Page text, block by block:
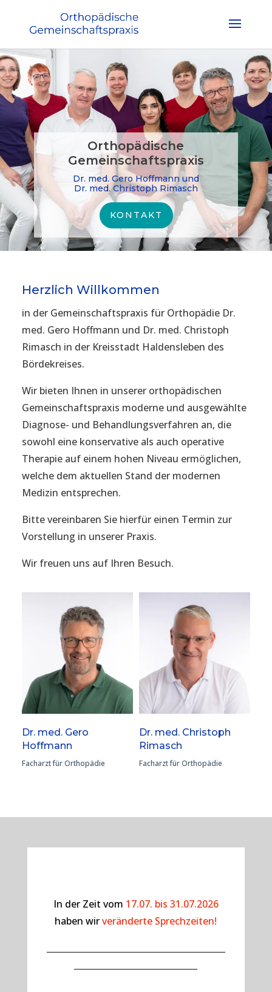
Orthopädische
Gemeinschaftspraxis
Dr. med. Gero Hoffmann und
Dr. med. Christoph Rimasch
KONTAKT
Herzlich Willkommen
in der Gemeinschaftspraxis für Orthopädie Dr.
med. Gero Hoffmann und Dr. med. Christoph
Rimasch in der Kreisstadt Haldensleben des
Bördekreises.
Wir bieten Ihnen in unserer orthopädischen
Gemeinschaftspraxis moderne und ausgewählte
Diagnose- und Behandlungsverfahren an, die
sowohl eine konservative als auch operative
Therapie auf einem hohen Niveau ermöglichen,
welche dem aktuellen Stand der modernen
Medizin entsprechen.
Bitte vereinbaren Sie hierfür einen Termin zur
Vorstellung in unserer Praxis.
Wir freuen uns auf Ihren Besuch.
Dr. med. Gero
Hoffmann
Facharzt für Orthopädie
Dr. med. Christoph
Rimasch
Facharzt für Orthopädie
In der Zeit vom 17.07. bis 31.07.2026
haben wirveränderte Sprechzeiten!